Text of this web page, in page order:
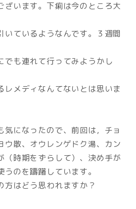
ざいます。下痢は今のところ大
いているようなんです。３週間
でも連れて行ってみようかし
レメディなんてないとは思いま
気になったので、前回は，チョ
ウ散、オウレンゲドク湯、カン
（時期をずらして）、決め手が
のを躊躇しています。
方はどう思われますか？